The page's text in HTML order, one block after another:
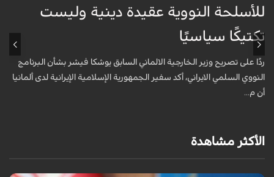
للأسلحة النووية عقيدة دينية وليست
تكتيكًا سياسيًا
ردًا على تصريح وزير الخارجية الالماني السابق يوشكا فيشر بشأن البرنامج
النووي السلمي الايراني، أكد سفير الجمهورية الإسلامية الإيرانية لدى ألمانيا
أن م...
الأكثر مشاهدة